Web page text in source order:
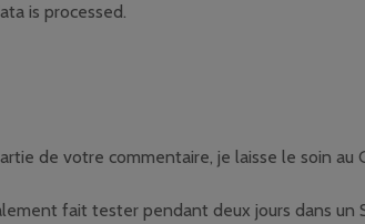
is processed.
de votre commentaire, je laisse le soin
fait tester pendant deux jours dans un